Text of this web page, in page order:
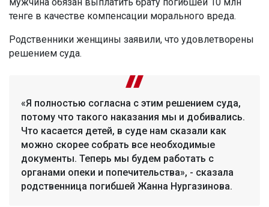
тенге в качестве компенсации морального вреда.
Родственники женщины заявили, что удовлетворены
решением суда.
«Я полностью согласна с этим решением суда,
потому что такого наказания мы и добивались.
Что касается детей, в суде нам сказали как
можно скорее собрать все необходимые
документы. Теперь мы будем работать с
органами опеки и попечительства», - сказала
родственница погибшей Жанна Нургазинова.